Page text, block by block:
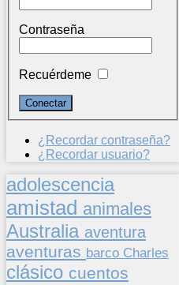
Contraseña
Recuérdeme
¿Recordar contraseña?
¿Recordar usuario?
adolescencia
amistad animales
Australia aventura
aventuras barco Charles
clásico cuentos